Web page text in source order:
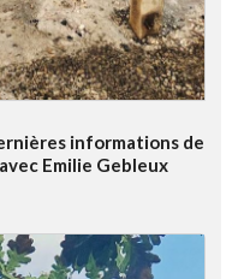
informations de
Emilie Gebleux